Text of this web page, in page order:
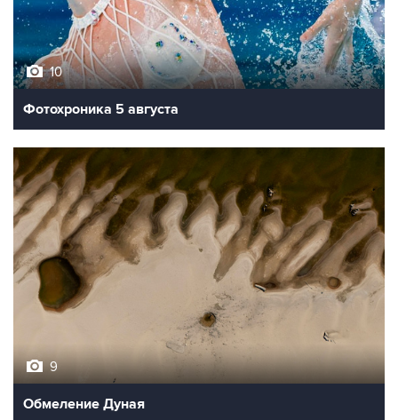
10
Фотохроника 5 августа
9
Обмеление Дуная